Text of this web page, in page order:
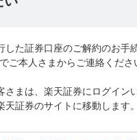
た証券口座のご解約のお手
ご本人さまからご連絡くださ
まは、楽天証券にログイン
天証券のサイトに移動します。